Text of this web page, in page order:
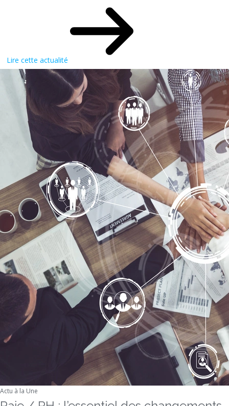
Lire cette actualité
Actu à la Une